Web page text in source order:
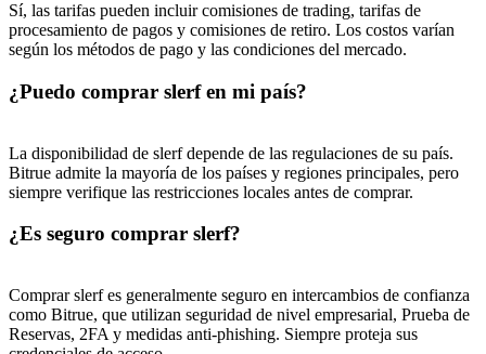
Sí, las tarifas pueden incluir comisiones de trading, tarifas de
procesamiento de pagos y comisiones de retiro. Los costos varían
según los métodos de pago y las condiciones del mercado.
¿Puedo comprar slerf en mi país?
La disponibilidad de slerf depende de las regulaciones de su país.
Bitrue admite la mayoría de los países y regiones principales, pero
siempre verifique las restricciones locales antes de comprar.
¿Es seguro comprar slerf?
Comprar slerf es generalmente seguro en intercambios de confianza
como Bitrue, que utilizan seguridad de nivel empresarial, Prueba de
Reservas, 2FA y medidas anti-phishing. Siempre proteja sus